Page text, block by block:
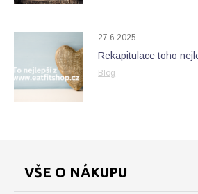
27.6.2025
Rekapitulace toho
Blog
VŠE O NÁKUPU